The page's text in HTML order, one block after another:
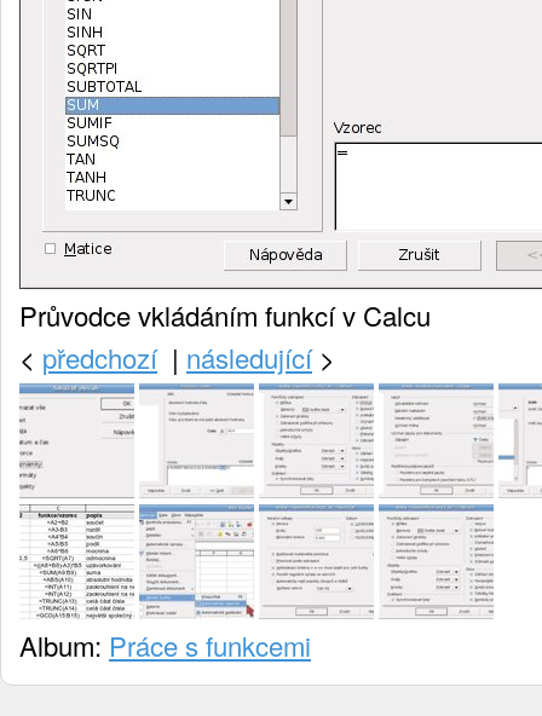
Průvodce vkládáním funkcí v Calcu
< předchozí| následující>
Album: Práce s funkcemi